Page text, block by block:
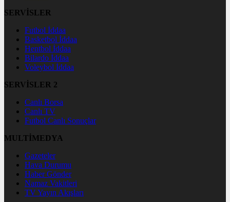
SERVİSLER
Futbol İddaa
Basketbol İddaa
Hentbol İddaa
Bilardo İddaa
Voleybol İddaa
SERVİSLER 2
Canlı Borsa
Canlı TV
Futbol Canlı Sonuçlar
MULTİMEDYA
Gazeteler
Hava Durumu
Haber Gönder
Namaz Vakitleri
TV Yayın Akışları